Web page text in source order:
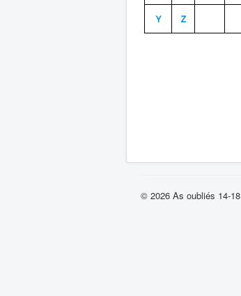
Y Z
© 2026 As oubliés 14-18